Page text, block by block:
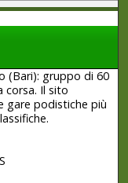
(Bari): gruppo di 60
corsa. Il sito
gare podistiche più